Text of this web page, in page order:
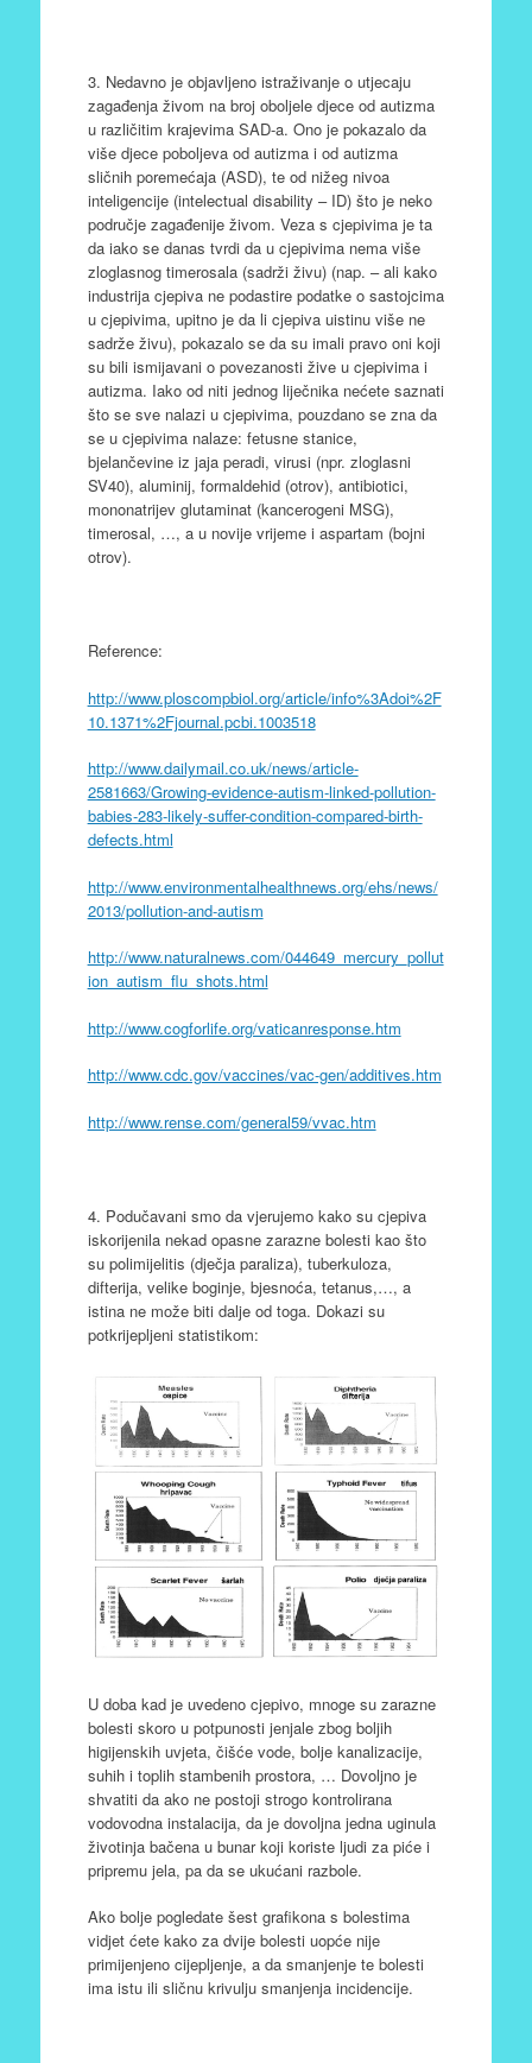
3. Nedavno je objavljeno istraživanje o utjecaju
zagađenja živom na broj oboljele djece od autizma
u različitim krajevima SAD-a. Ono je pokazalo da
više djece poboljeva od autizma i od autizma
sličnih poremećaja (ASD), te od nižeg nivoa
inteligencije (intelectual disability – ID) što je neko
područje zagađenije živom. Veza s cjepivima je ta
da iako se danas tvrdi da u cjepivima nema više
zloglasnog timerosala (sadrži živu) (nap. – ali kako
industrija cjepiva ne podastire podatke o sastojcima
u cjepivima, upitno je da li cjepiva uistinu više ne
sadrže živu), pokazalo se da su imali pravo oni koji
su bili ismijavani o povezanosti žive u cjepivima i
autizma. Iako od niti jednog liječnika nećete saznati
što se sve nalazi u cjepivima, pouzdano se zna da
se u cjepivima nalaze: fetusne stanice,
bjelančevine iz jaja peradi, virusi (npr. zloglasni
SV40), aluminij, formaldehid (otrov), antibiotici,
mononatrijev glutaminat (kancerogeni MSG),
timerosal, …, a u novije vrijeme i aspartam (bojni
otrov).
Reference:
http://www.ploscompbiol.org/article/info%3Adoi%2F
10.1371%2Fjournal.pcbi.1003518
http://www.dailymail.co.uk/news/article-
2581663/Growing-evidence-autism-linked-pollution-
babies-283-likely-suffer-condition-compared-birth-
defects.html
http://www.environmentalhealthnews.org/ehs/news/
2013/pollution-and-autism
http://www.naturalnews.com/044649_mercury_pollut
ion_autism_flu_shots.html
http://www.cogforlife.org/vaticanresponse.htm
http://www.cdc.gov/vaccines/vac-gen/additives.htm
http://www.rense.com/general59/vvac.htm
4. Podučavani smo da vjerujemo kako su cjepiva
iskorijenila nekad opasne zarazne bolesti kao što
su polimijelitis (dječja paraliza), tuberkuloza,
difterija, velike boginje, bjesnoća, tetanus,…, a
istina ne može biti dalje od toga. Dokazi su
potkrijepljeni statistikom:
U doba kad je uvedeno cjepivo, mnoge su zarazne
bolesti skoro u potpunosti jenjale zbog boljih
higijenskih uvjeta, čišće vode, bolje kanalizacije,
suhih i toplih stambenih prostora, … Dovoljno je
shvatiti da ako ne postoji strogo kontrolirana
vodovodna instalacija, da je dovoljna jedna uginula
životinja bačena u bunar koji koriste ljudi za piće i
pripremu jela, pa da se ukućani razbole.
Ako bolje pogledate šest grafikona s bolestima
vidjet ćete kako za dvije bolesti uopće nije
primijenjeno cijepljenje, a da smanjenje te bolesti
ima istu ili sličnu krivulju smanjenja incidencije.